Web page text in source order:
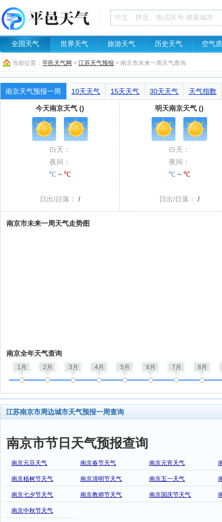
全国天气 世界天气 旅游天气 历史天气 空气
当前位置： 平邑天气网 > 江苏天气预报 > 南京市未来一周天气查询
南京天气预报一周 10天天气 15天天气 30天天气 天气指数
今天南京天气 ()
白天：
夜间：
℃ ~ ℃
日出/日落： /
明天南京天气 ()
白天：
夜间：
℃ ~ ℃
日出/日落： /
南京市未来一周天气走势图
南京全年天气查询
1月 2月 3月 4月 5月 6月 7月 8月
江苏南京市周边城市天气预报一周查询
南京市节日天气预报查询
南京元旦天气 南京春节天气 南京元宵天气
南京植树节天气 南京清明节天气 南京五一天气
南京七夕节天气 南京教师节天气 南京国庆节天气
南京中秋节天气